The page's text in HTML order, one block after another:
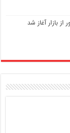
بازار آغاز شد